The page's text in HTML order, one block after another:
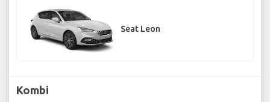
Seat Leon
Kombi